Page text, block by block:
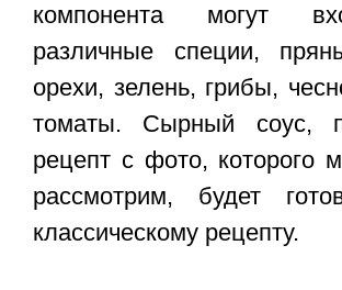
компонента могут
различные специи,
орехи, зелень, грибы,
томаты. Сырный соус,
рецепт с фото, которого
рассмотрим, будет
классическому рецепту.